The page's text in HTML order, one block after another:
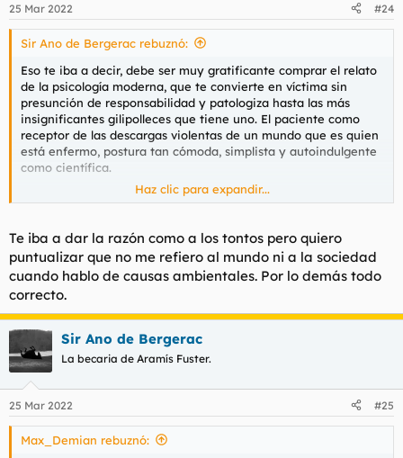
e
s
25 Mar 2022 #24
Sir Ano de Bergerac rebuznó:
Eso te iba a decir, debe ser muy gratificante comprar el relato
de la psicología moderna, que te convierte en víctima sin
presunción de responsabilidad y patologiza hasta las más
insignificantes gilipolleces que tiene uno. El paciente como
receptor de las descargas violentas de un mundo que es quien
está enfermo, postura tan cómoda, simplista y autoindulgente
como científica.
Claro, luego nos olvidamos que la ciencia está sujeta a
que cuando la psiquiatría aliada con la psicología cognitivo
conductual atiborra a pirulas al paciente hasta dejarlo medio
tonto y luego el eminente doctor rellena la casilla '¿Cómo ves
al paciente? a) peor b) normal c) un poco mejor d) mucho
mejor' está haciendo ciencia dura y todo eso es muy serio y
tal.
Haz clic para expandir...
Te iba a dar la razón como a los tontos pero quiero
puntualizar que no me refiero al mundo ni a la sociedad
cuando hablo de causas ambientales. Por lo demás todo
correcto.
Sir Ano de Bergerac
La becaria de Aramís Fuster.
25 Mar 2022 #25
Max_Demian rebuznó: